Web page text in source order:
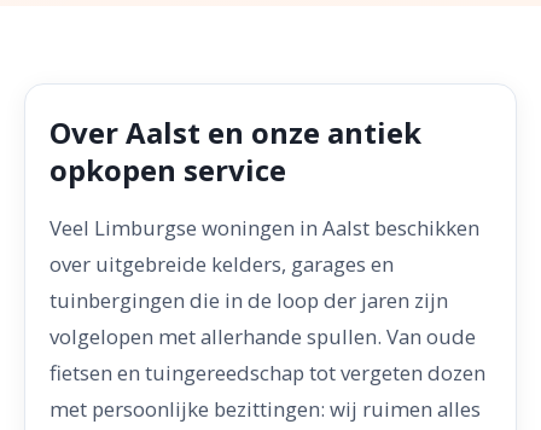
Over Aalst en onze antiek
opkopen service
Veel Limburgse woningen in Aalst beschikken
over uitgebreide kelders, garages en
tuinbergingen die in de loop der jaren zijn
volgelopen met allerhande spullen. Van oude
fietsen en tuingereedschap tot vergeten dozen
met persoonlijke bezittingen: wij ruimen alles